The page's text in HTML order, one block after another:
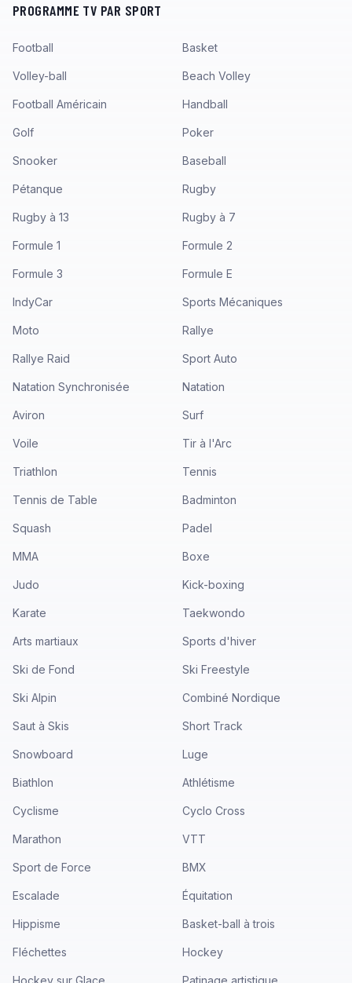
PROGRAMME TV PAR SPORT
Football Basket
Volley-ball Beach Volley
Football Américain Handball
Golf Poker
Snooker Baseball
Pétanque Rugby
Rugby à 13 Rugby à 7
Formule 1 Formule 2
Formule 3 Formule E
IndyCar Sports Mécaniques
Moto Rallye
Rallye Raid Sport Auto
Natation Synchronisée Natation
Aviron Surf
Voile Tir à l'Arc
Triathlon Tennis
Tennis de Table Badminton
Squash Padel
MMA Boxe
Judo Kick-boxing
Karate Taekwondo
Arts martiaux Sports d'hiver
Ski de Fond Ski Freestyle
Ski Alpin Combiné Nordique
Saut à Skis Short Track
Snowboard Luge
Biathlon Athlétisme
Cyclisme Cyclo Cross
Marathon VTT
Sport de Force BMX
Escalade Équitation
Hippisme Basket-ball à trois
Fléchettes Hockey
Hockey sur Glace Patinage artistique